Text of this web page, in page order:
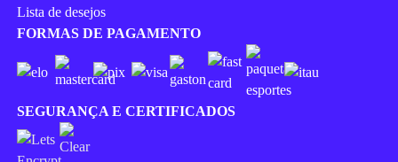
Lista de desejos
FORMAS DE PAGAMENTO
SEGURANÇA E CERTIFICADOS